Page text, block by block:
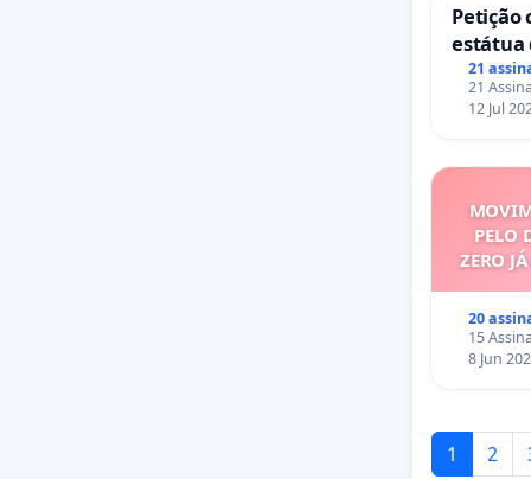
Petição
estátua
mirante
21
21
12 Jul
PELO
ZERO
20
15
8 Jun
1 2